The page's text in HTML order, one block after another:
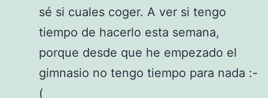
sé si cuales coger. A ver si tengo
tiempo de hacerlo esta semana,
porque desde que he empezado el
gimnasio no tengo tiempo para nada :-
(